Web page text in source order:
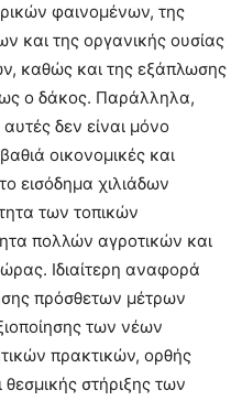
φαινομένων, της
και της οργανικής ουσίας
καθώς και της εξάπλωσης
ο δάκος. Παράλληλα,
αυτές δεν είναι μόνο
οικονομικές και
εισόδημα χιλιάδων
των τοπικών
πολλών αγροτικών και
Ιδιαίτερη αναφορά
πρόσθετων μέτρων
των νέων
πρακτικών, ορθής
στήριξης των